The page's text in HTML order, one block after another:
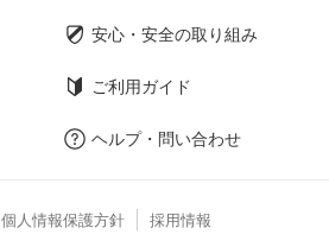
安心・安全の取り組み
ご利用ガイド
ヘルプ・問い合わせ
個人情報保護方針 採用情報